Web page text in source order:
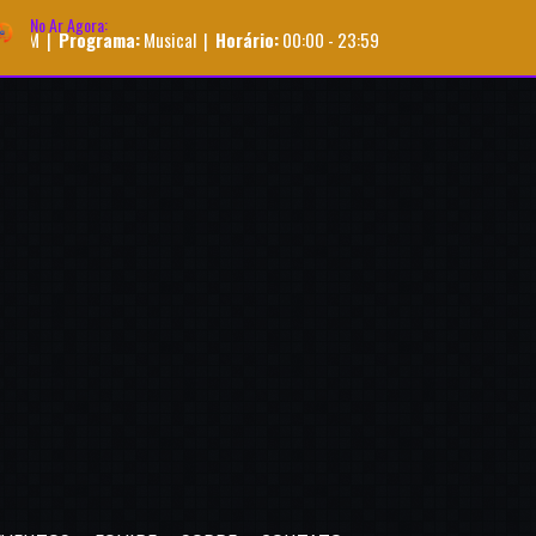
No Ar Agora:
Musical |Horário:00:00 - 23:59